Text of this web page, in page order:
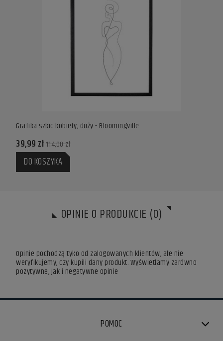
Grafika szkic kobiety, duży - Bloomingville
39,99 zł114,00 zł
DO KOSZYKA
OPINIE O PRODUKCIE (0)
Opinie pochodzą tyko od zalogowanych klientów, ale nie
weryfikujemy, czy kupili dany produkt. Wyświetlamy zarówno
pozytywne, jak i negatywne opinie
POMOC